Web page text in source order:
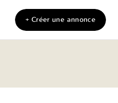
+ Créer une annonce